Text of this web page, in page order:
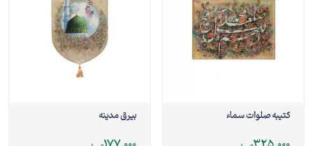
کتیبه صلوات سماء بيرق مدینه